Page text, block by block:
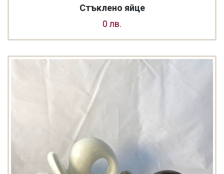
Стъклено яйце
0 лв.